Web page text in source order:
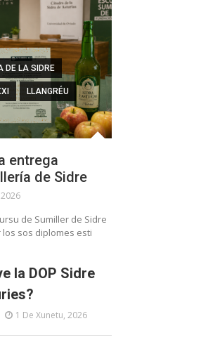
DE LA SIDRE
LLANGRÉU
entrega
de Sidre
de Sumiller de Sidre
sos diplomes esti
la DOP Sidre
1 De Xunetu, 2026